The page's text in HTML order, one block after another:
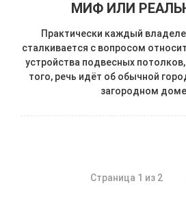
МИФ ИЛИ
Практически каждый
сталкивается с вопросом
устройства подвесных
того, речь идёт об обычной
загородном
Страница 1 из 2